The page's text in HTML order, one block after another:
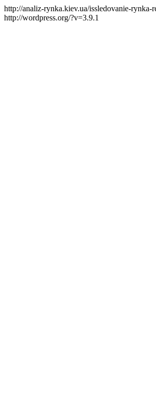
http://analiz-rynka.kiev.ua/issledovanie-
http://wordpress.org/?v=3.9.1